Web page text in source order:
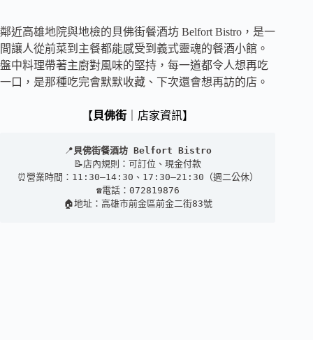
鄰近高雄地院與地檢的貝佛街餐酒坊 Belfort Bistro，是一
間讓人從前菜到主餐都能感受到義式靈魂的餐酒小館。
盤中料理帶著主廚對風味的堅持，每一道都令人想再吃
一口，是那種吃完會默默收藏、下次還會想再訪的店。
【貝佛街 ｜店家資訊】
📍 貝佛街餐酒坊 Belfort Bistro
📝店內規則：可訂位、現金付款
⏰營業時間：11:30–14:30、17:30–21:30（週二公休）
☎️電話：072819876
🏠地址：高雄市前金區前金二街83號